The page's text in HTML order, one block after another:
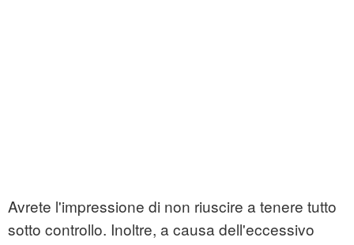
Avrete l'impressione di non riuscire a tenere tutto
sotto controllo. Inoltre, a causa dell'eccessivo